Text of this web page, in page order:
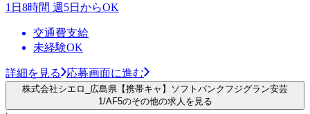
1日8時間 週5日からOK
交通費支給
未経験OK
詳細を見る 応募画面に進む
株式会社シエロ_広島県【携帯キャ】ソフトバンクフジグラン安芸
1/AF5のその他の求人を見る